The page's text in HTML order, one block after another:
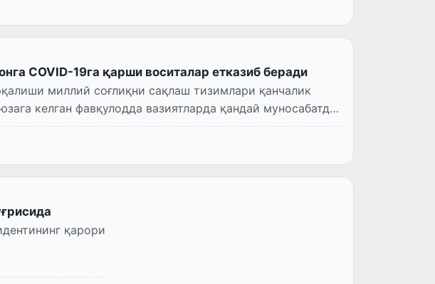
COVID-19га қарши воситалар етказиб беради
миллий соғлиқни сақлаш тизимлари қанчалик
келган фавқулодда вазиятларда қандай муносабатда
қарори